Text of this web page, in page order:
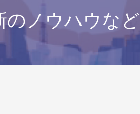
ノウハウな